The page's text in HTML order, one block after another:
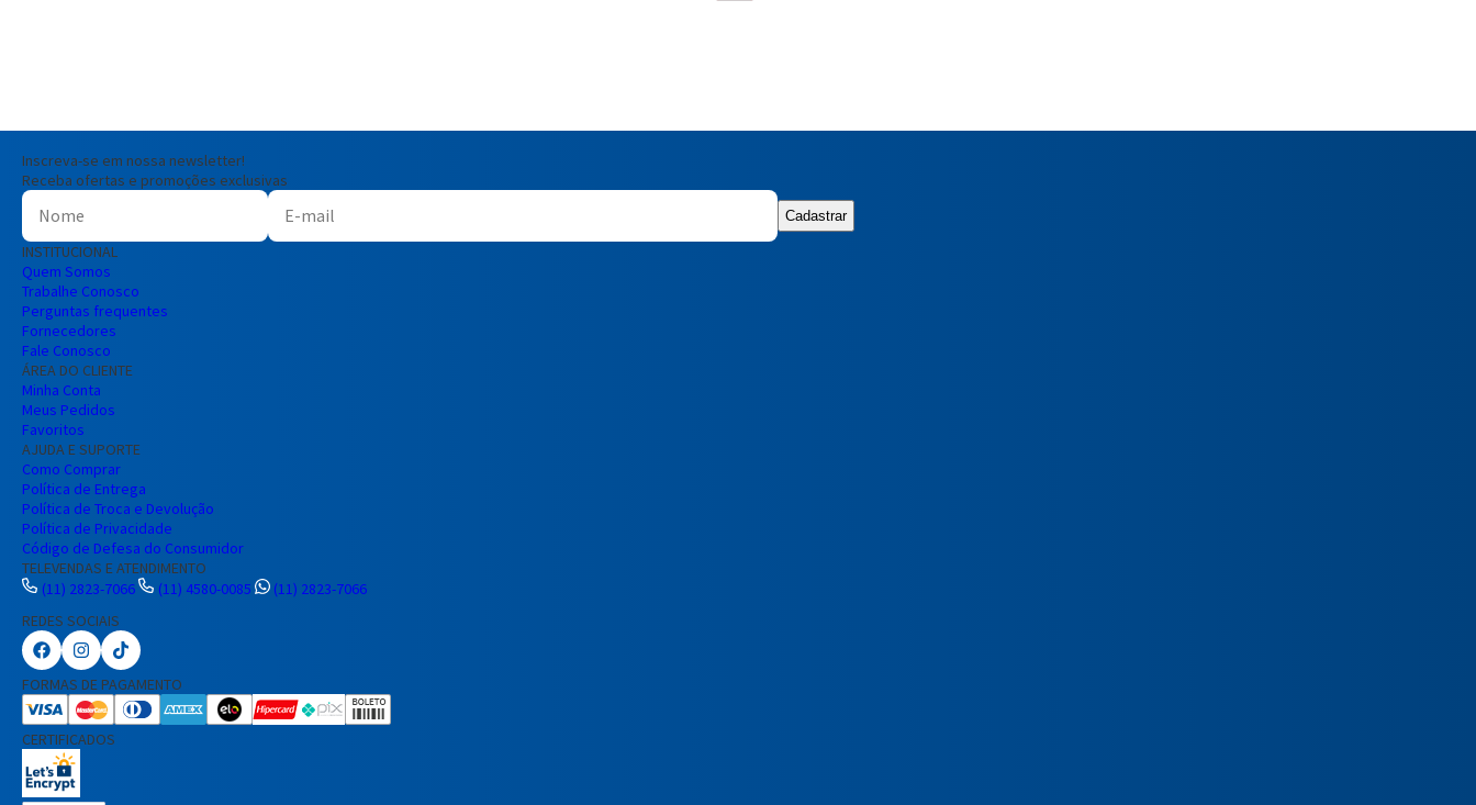
Inscreva-se em nossa newsletter!
Receba ofertas e promoções exclusivas
Cadastrar
INSTITUCIONAL
Quem Somos
Trabalhe Conosco
Perguntas frequentes
Fornecedores
Fale Conosco
ÁREA DO CLIENTE
Minha Conta
Meus Pedidos
Favoritos
AJUDA E SUPORTE
Como Comprar
Política de Entrega
Política de Troca e Devolução
Política de Privacidade
Código de Defesa do Consumidor
TELEVENDAS E ATENDIMENTO
(11) 2823-7066
(11) 4580-0085
(11) 2823-7066
REDES SOCIAIS
FORMAS DE PAGAMENTO
CERTIFICADOS